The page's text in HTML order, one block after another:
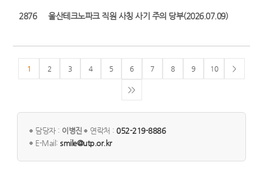
2876 울산테크노파크 직원 사칭 사기 주의 당부(2026.07.09)
1 2 3 4 5 6 7 8 9 10 >
>>
담당자 : 이병진 연락처 :052-219-8886
E-Mail:smile@utp.or.kr